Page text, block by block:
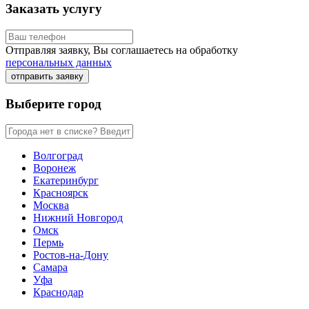
Заказать услугу
Отправляя заявку, Вы соглашаетесь на обработку
персональных данных
отправить заявку
Выберите город
Волгоград
Воронеж
Екатеринбург
Красноярск
Москва
Нижний Новгород
Омск
Пермь
Ростов-на-Дону
Самара
Уфа
Краснодар